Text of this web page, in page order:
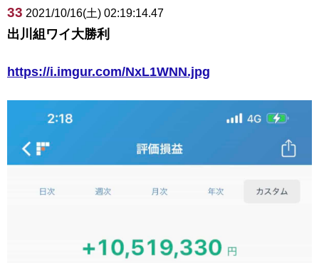
33 2021/10/16(土) 02:19:14.47
出川組ワイ大勝利
https://i.imgur.com/NxL1WNN.jpg